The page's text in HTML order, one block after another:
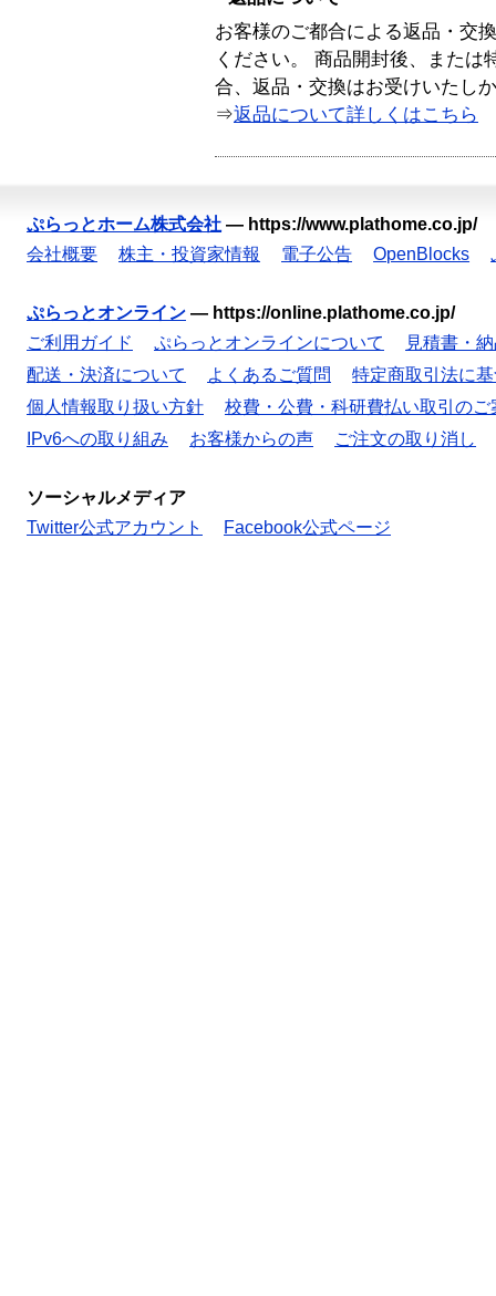
お客様のご都合による返品・交
ください。 商品開封後、または
合、返品・交換はお受けいたし
⇒返品について詳しくはこちら
ぷらっとホーム株式会社 — https://www.plathome.co.jp/
会社概要
株主・投資家情報 電子公告 OpenBlocks
ぷらっとオンライン — https://online.plathome.co.jp/
ご利用ガイド
ぷらっとオンラインについて
見積書・
配送・決済について
よくあるご質問
特定商取引法に
個人情報取り扱い方針
校費・公費・科研費払い取引のご
IPv6への取り組み
お客様からの声 ご注文の取り消し
ソーシャルメディア
Twitter公式アカウント
Facebook公式ページ